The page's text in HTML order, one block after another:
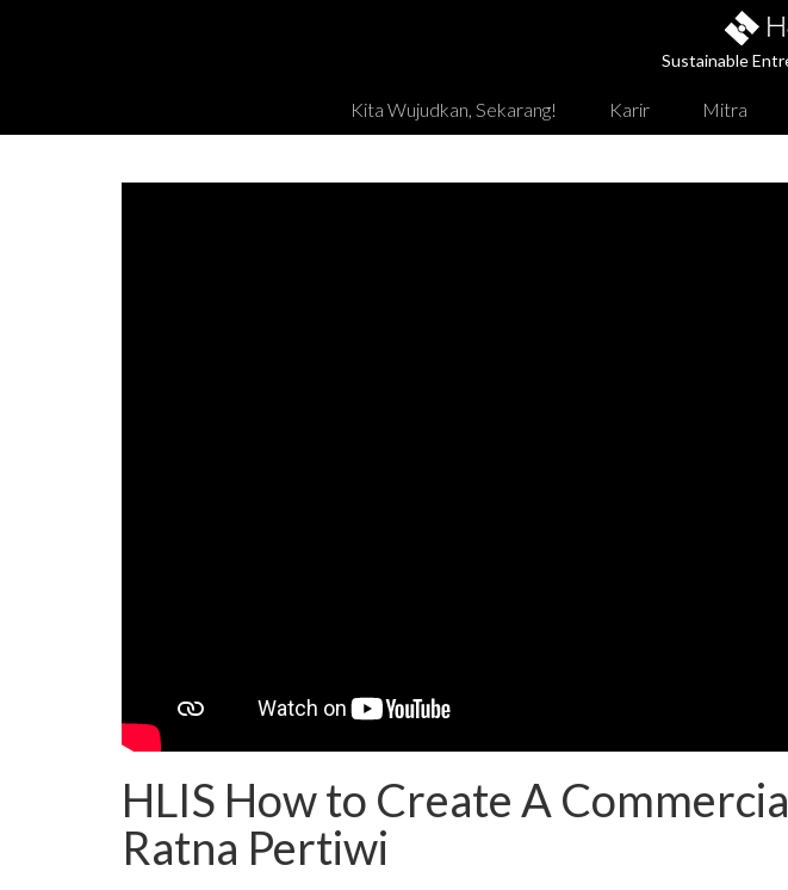
Sustainable
Kita Wujudkan, Sekarang! Karir Mitra
HLIS How to Create A
Ratna Pertiwi